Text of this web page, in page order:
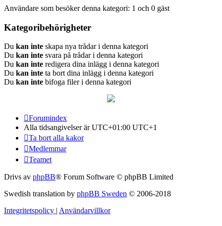
Användare som besöker denna kategori: 1 och 0 gäst
Kategoribehörigheter
Du kan inte skapa nya trådar i denna kategori
Du kan inte svara på trådar i denna kategori
Du kan inte redigera dina inlägg i denna kategori
Du kan inte ta bort dina inlägg i denna kategori
Du kan inte bifoga filer i denna kategori
Forumindex
Alla tidsangivelser är UTC+01:00 UTC+1
Ta bort alla kakor
Medlemmar
Teamet
Drivs av phpBB® Forum Software © phpBB Limited
Swedish translation by phpBB Sweden © 2006-2018
Integritetspolicy Användarvillkor